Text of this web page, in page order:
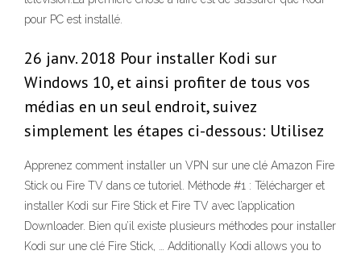
pour PC est installé.
26 janv. 2018 Pour installer Kodi sur
Windows 10, et ainsi profiter de tous vos
médias en un seul endroit, suivez
simplement les étapes ci-dessous: Utilisez
Apprenez comment installer un VPN sur une clé Amazon Fire
Stick ou Fire TV dans ce tutoriel. Méthode #1 : Télécharger et
installer Kodi sur Fire Stick et Fire TV avec l’application
Downloader. Bien qu’il existe plusieurs méthodes pour installer
Kodi sur une clé Fire Stick, … Additionally Kodi allows you to